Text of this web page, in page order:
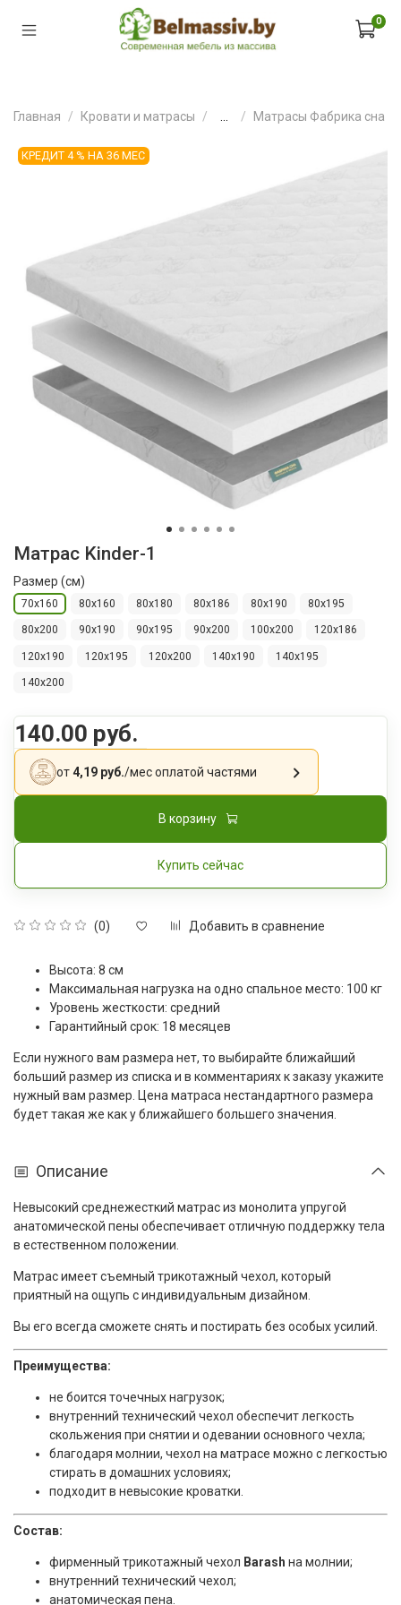
0
Главная Кровати и матрасы Матрасы Фабрика сна
КРЕДИТ 4 % НА 36 МЕС
Матрас Kinder-1
(0) Добавить в сравнение
Размер (см)
70х160 80х160 80х180 80х186 80х190 80х195
80х200 90х190 90х195 90х200 100x200 120х186
120х190 120х195 120х200 140х190 140х195
140х200
140.00 руб.
от4,19 руб./месоплатой частями
В корзину
Купить сейчас
Высота: 8 см
Максимальная нагрузка на одно спальное место: 100 кг
Уровень жесткости: средний
Гарантийный срок: 18 месяцев
Если нужного вам размера нет, то выбирайте ближайший
больший размер из списка и в комментариях к заказу укажите
нужный вам размер. Цена матраса нестандартного размера
будет такая же как у ближайшего большего значения.
Описание
Невысокий среднежесткий матрас из монолита упругой
анатомической пены обеспечивает отличную поддержку тела
в естественном положении.
Матрас имеет съемный трикотажный чехол, который
приятный на ощупь с индивидуальным дизайном.
Вы его всегда сможете снять и постирать без особых усилий.
Преимущества:
не боится точечных нагрузок;
внутренний технический чехол обеспечит легкость
скольжения при снятии и одевании основного чехла;
благодаря молнии, чехол на матрасе можно с легкостью
стирать в домашних условиях;
подходит в невысокие кроватки.
Состав:
фирменный трикотажный чехол Barash на молнии;
внутренний технический чехол;
анатомическая пена.